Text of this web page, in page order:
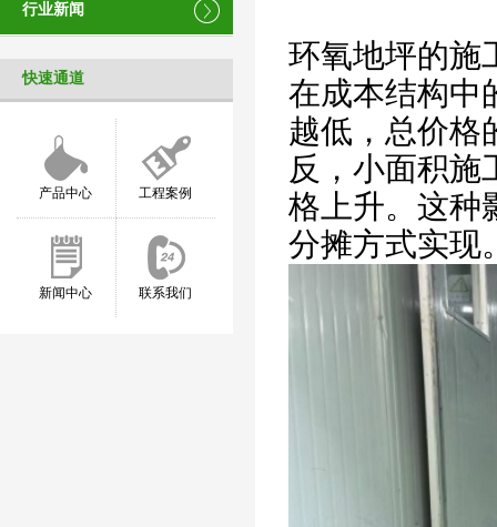
行业新闻
快速通道
产品中心 工程案例
新闻中心 联系我们
环氧地坪的施
在成本结构中
越低，总价格
反，小面积施
格上升。这种
分摊方式实现